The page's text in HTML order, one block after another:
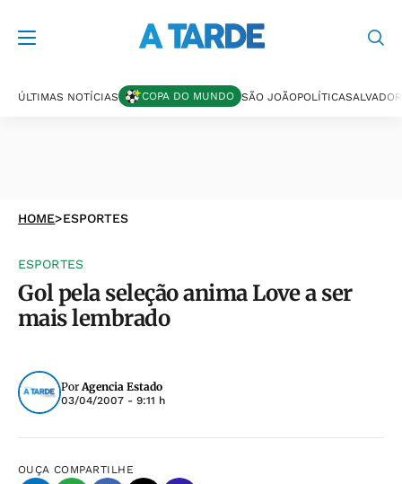
ÚLTIMAS NOTÍCIAS COPA DO MUNDO SÃO JOÃOPOLÍTICASALVADOR
HOME>ESPORTES
ESPORTES
Gol pela seleção anima Love a ser
mais lembrado
PorAgencia Estado
03/04/2007 - 9:11 h
OUÇA COMPARTILHE